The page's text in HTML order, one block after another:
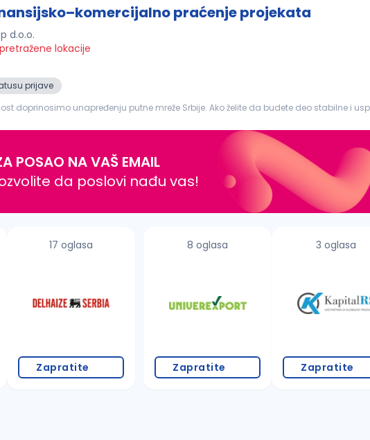
praćenje projekata
d.o.o.
lokacije
prijave
doprinosimo unapređenju putne mreže Srbije. Ako želite da budete deo stabilne i
POSAO NA VAŠ EMAIL
da poslovi nađu vas!
17 oglasa
Zapratite
8 oglasa
Zapratite
3 oglasa
Zapratite